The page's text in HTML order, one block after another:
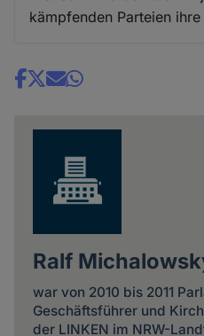
kämpfenden Parteien
Share
Ralf
war von 2010 bis 2011
Geschäftsführer und
der LINKEN im NRW-